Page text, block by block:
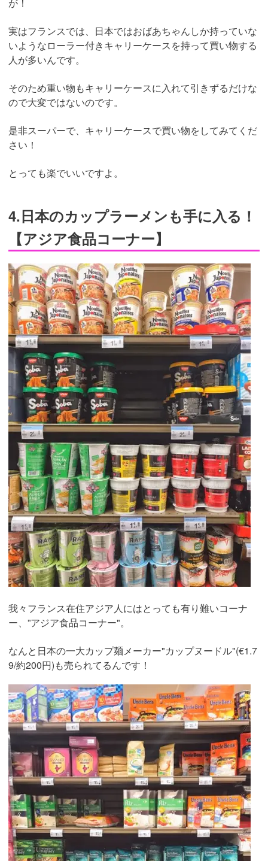
が！
実はフランスでは、日本ではおばあちゃんしか持っていな
いようなローラー付きキャリーケースを持って買い物する
人が多いんです。
そのため重い物もキャリーケースに入れて引きずるだけな
ので大変ではないのです。
是非スーパーで、キャリーケースで買い物をしてみてくだ
さい！
とっても楽でいいですよ。
4.日本のカップラーメンも手に入る！
【アジア食品コーナー】
我々フランス在住アジア人にはとっても有り難いコーナ
ー、”アジア食品コーナー"。
なんと日本の一大カップ麺メーカー"カップヌードル"(€1.7
9/約200円)も売られてるんです！